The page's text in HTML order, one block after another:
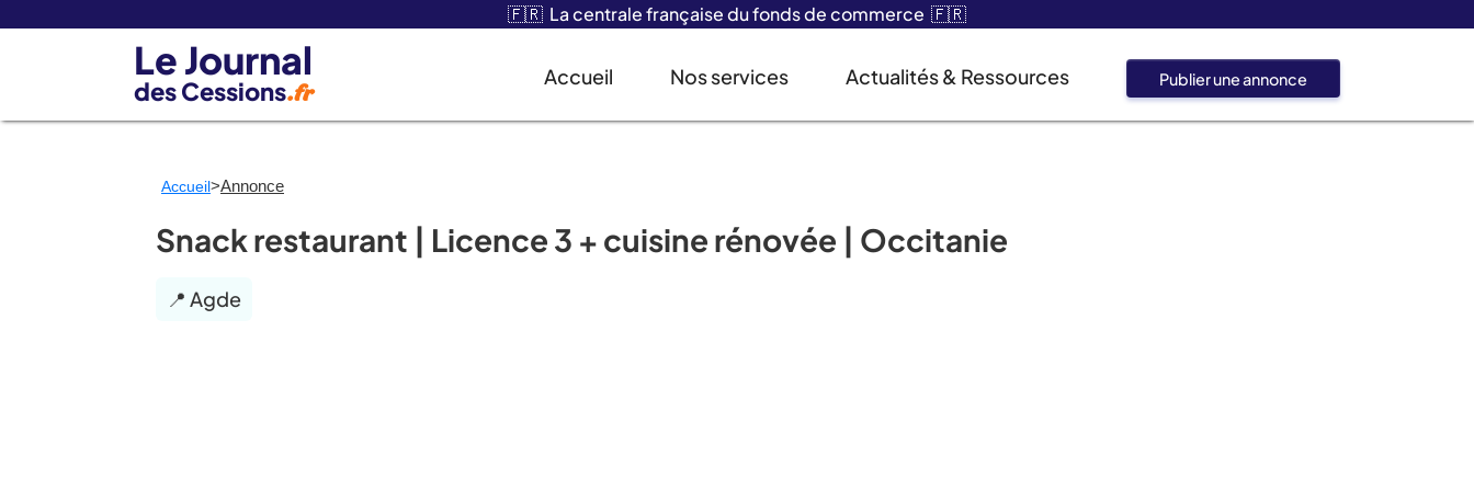
🇫🇷 La centrale française du fonds de commerce 🇫🇷
Le Journal
des Cessions.fr
Publier une annonce
Accueil Nos services Actualités & Ressources
Accueil>Annonce
Snack restaurant | Licence 3 + cuisine rénovée | Occitanie
📍 Agde